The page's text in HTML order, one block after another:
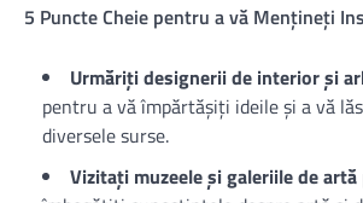
5 Puncte Cheie pentru a vă Mențineți
Urmăriți designerii de interior și
pentru a vă împărtășiți ideile și a vă
diversele surse.
Vizitați muzeele și galeriile de artă